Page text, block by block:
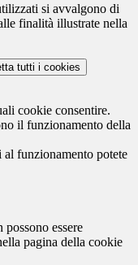
si avvalgono di
finalità illustrate nella
tutti i cookies
cookie consentire.
il funzionamento della
al funzionamento potete
essere
pagina della cookie